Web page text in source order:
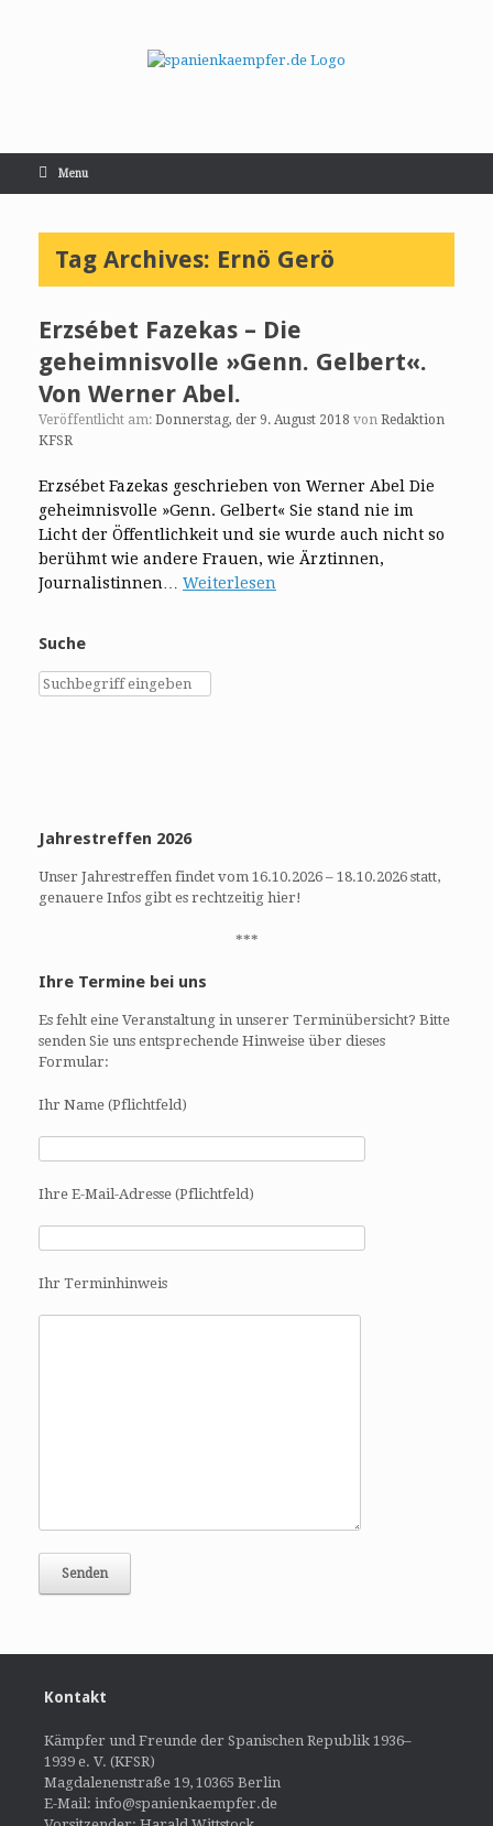
Menu
Tag Archives: Ernö Gerö
Erzsébet Fazekas – Die
geheimnisvolle »Genn. Gelbert«.
Von Werner Abel.
Veröffentlicht am: Donnerstag, der 9. August 2018 von Redaktion
KFSR
Erzsébet Fazekas geschrieben von Werner Abel Die
geheimnisvolle »Genn. Gelbert« Sie stand nie im
Licht der Öffentlichkeit und sie wurde auch nicht so
berühmt wie andere Frauen, wie Ärztinnen,
Journalistinnen… Weiterlesen
Suche
Jahrestreffen 2026
Unser Jahrestreffen findet vom 16.10.2026 – 18.10.2026 statt,
genauere Infos gibt es rechtzeitig hier!
***
Ihre Termine bei uns
Es fehlt eine Veranstaltung in unserer Terminübersicht? Bitte
senden Sie uns entsprechende Hinweise über dieses
Formular:
Ihr Name (Pflichtfeld)
Ihre E-Mail-Adresse (Pflichtfeld)
Ihr Terminhinweis
Kontakt
Kämpfer und Freunde der Spanischen Republik 1936–
1939 e. V. (KFSR)
Magdalenenstraße 19, 10365 Berlin
E-Mail: info@spanienkaempfer.de